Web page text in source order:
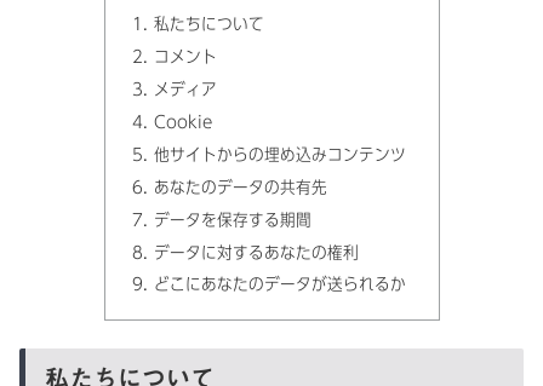
私たちについて
コメント
メディア
Cookie
他サイトからの埋め込みコンテンツ
あなたのデータの共有先
データを保存する期間
データに対するあなたの権利
どこにあなたのデータが送られるか
私たちについて